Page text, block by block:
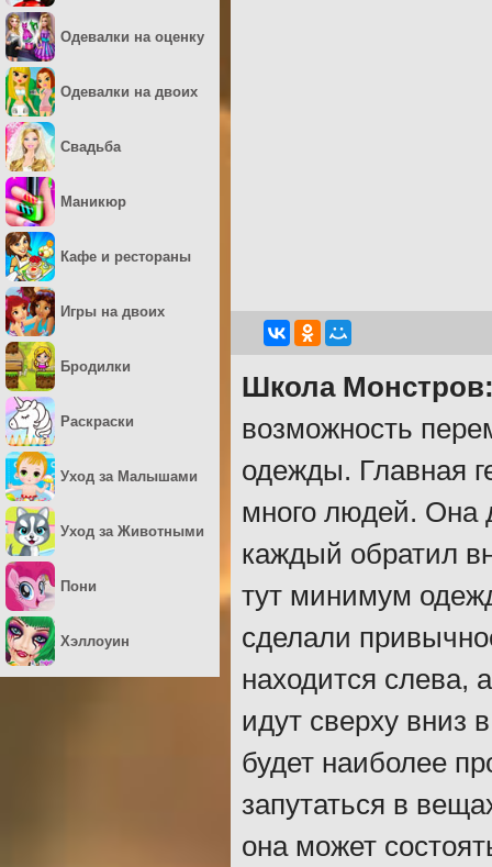
Школа
возможность
одежды. Главная
много людей. Она
каждый обратил
тут минимум
сделали
находится слева,
идут сверху вниз
будет наиболее
запутаться в
она может
Одевалки на оценку
Одевалки на двоих
Свадьба
Маникюр
Кафе и рестораны
Игры на двоих
Бродилки
Раскраски
Уход за Малышами
Уход за Животными
Пони
Хэллоуин